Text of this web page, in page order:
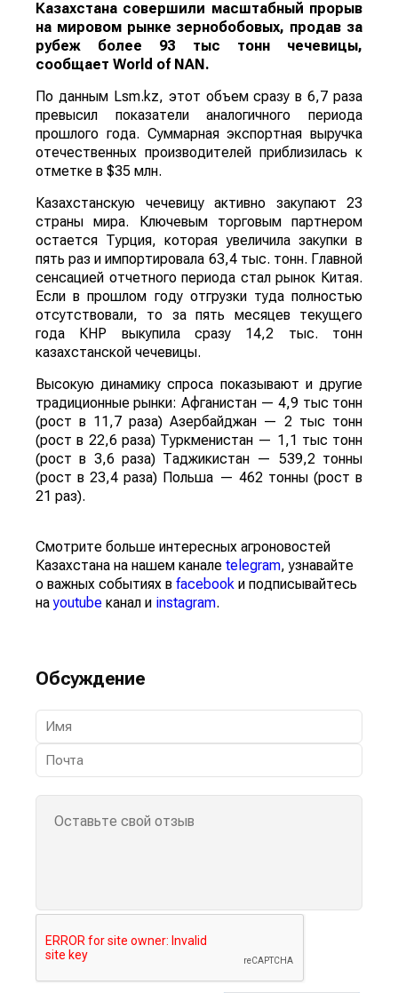
Казахстана совершили масштабный прорыв
на мировом рынке зернобобовых, продав за
рубеж более 93 тыс тонн чечевицы,
сообщает World of NAN.
По данным Lsm.kz, этот объем сразу в 6,7 раза
превысил показатели аналогичного периода
прошлого года. Суммарная экспортная выручка
отечественных производителей приблизилась к
отметке в $35 млн.
Казахстанскую чечевицу активно закупают 23
страны мира. Ключевым торговым партнером
остается Турция, которая увеличила закупки в
пять раз и импортировала 63,4 тыс. тонн. Главной
сенсацией отчетного периода стал рынок Китая.
Если в прошлом году отгрузки туда полностью
отсутствовали, то за пять месяцев текущего
года КНР выкупила сразу 14,2 тыс. тонн
казахстанской чечевицы.
Высокую динамику спроса показывают и другие
традиционные рынки: Афганистан — 4,9 тыс тонн
(рост в 11,7 раза) Азербайджан — 2 тыс тонн
(рост в 22,6 раза) Туркменистан — 1,1 тыс тонн
(рост в 3,6 раза) Таджикистан — 539,2 тонны
(рост в 23,4 раза) Польша — 462 тонны (рост в
21 раз).
Смотрите больше интересных агроновостей
Казахстана на нашем канале telegram, узнавайте
о важных событиях в facebook и подписывайтесь
наyoutube канал и instagram.
Обсуждение